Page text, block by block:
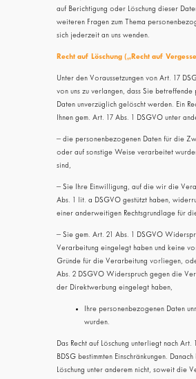
auf Berichtigung oder Löschung dieser
weiteren Fragen zum Thema
sich jederzeit an uns wenden.
Recht auf Löschung („Recht auf
Unter den Voraussetzungen von Art. 17
von uns zu verlangen, dass Sie
Daten unverzüglich gelöscht werden. Ein
Ihnen gem. Art. 17 Abs. 1 DSGVO unter
– die personenbezogenen Daten für die
oder auf sonstige Weise verarbeitet
sind,
– Sie Ihre Einwilligung, auf die wir die
Abs. 1 lit. a DSGVO gestützt haben,
einer anderweitigen Rechtsgrundlage für
– Sie gem. Art. 21 Abs. 1 DSGVO
Verarbeitung eingelegt haben und keine
Gründe für die Verarbeitung vorliegen,
Abs. 2 DSGVO Widerspruch gegen die
der Direktwerbung eingelegt haben,
Ihre personenbezogenen Daten
wurden.
Das Recht auf Löschung unterliegt nach Art.
BDSG bestimmten Einschränkungen.
Löschung unter anderem nicht, soweit die